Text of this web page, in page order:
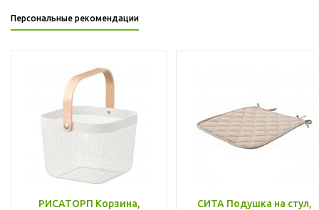
Персональные рекомендации
РИСАТОРП Корзина,
СИТА Подушка на стул,